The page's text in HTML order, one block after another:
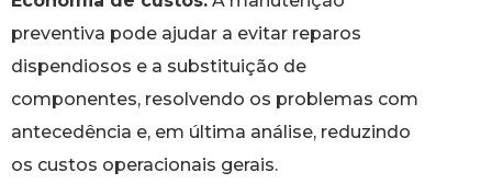
preventiva pode ajudar a evitar reparos
dispendiosos e a substituição de
componentes, resolvendo os problemas com
antecedência e, em última análise, reduzindo
os custos operacionais gerais.